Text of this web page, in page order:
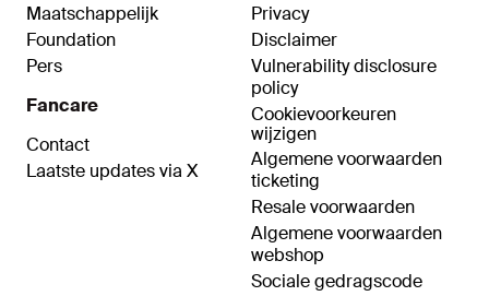
Maatschappelijk
Foundation
Pers
Fancare
Contact
Laatste updates via X
Privacy
Disclaimer
Vulnerability disclosure
policy
Cookievoorkeuren
wijzigen
Algemene voorwaarden
ticketing
Resale voorwaarden
Algemene voorwaarden
webshop
Sociale gedragscode